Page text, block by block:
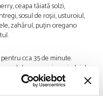
ceapa tăiată solzi,
sosul de roșii, usturoiul,
zahărul, puțin oregano
cca 35 de minute.
codul cu sare, piper și ulei de